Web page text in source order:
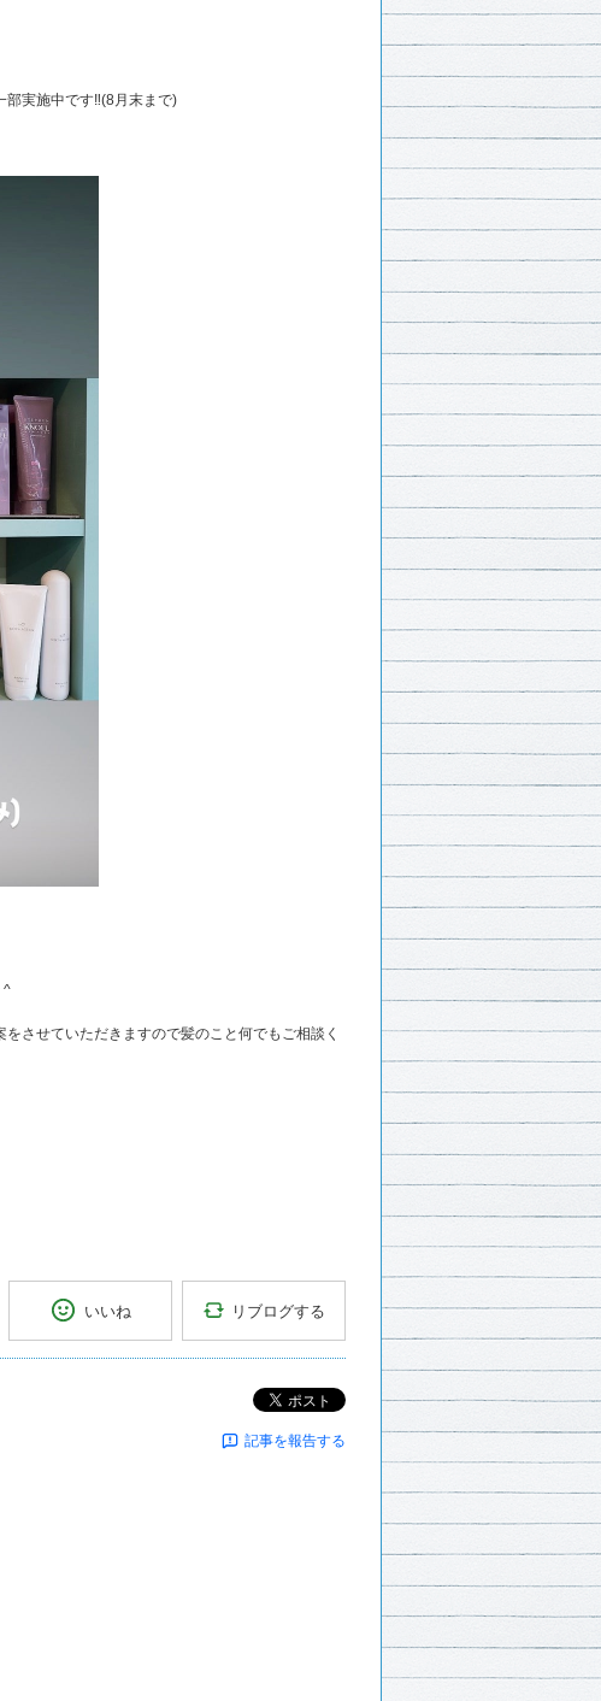
部実施中です‼️(8月末まで)
^
させていただきますので髪のこと何でもご相談く
いいね リブログする
ポスト
記事を報告する